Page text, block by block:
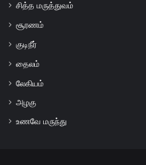
சித்த மருத்துவம்
சூரணம்
குடிநீர்
தைலம்
லேகியம்
அழகு
உணவே மருந்து